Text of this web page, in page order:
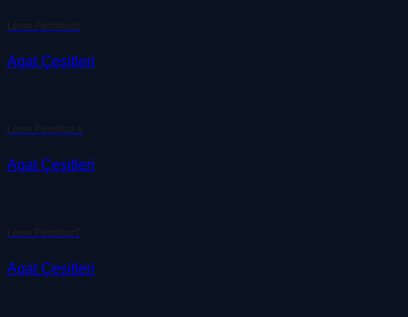
Agat Çeşitleri
Agat Çeşitleri
Agat Çeşitleri